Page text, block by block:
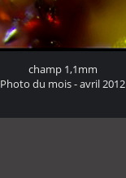
champ 1,1mm
Photo du mois - avril 2012